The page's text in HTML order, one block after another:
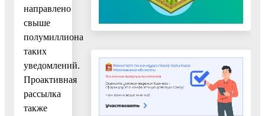
направлено
свыше
полумиллиона
таких
уведомлений.
Проактивная
рассылка
также